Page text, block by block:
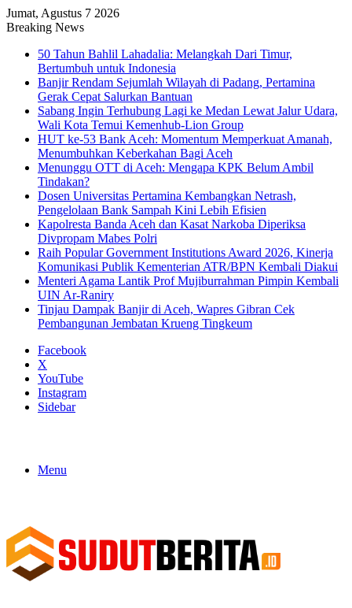
Jumat, Agustus 7 2026
Breaking News
50 Tahun Bahlil Lahadalia: Melangkah Dari Timur,
Bertumbuh untuk Indonesia
Banjir Rendam Sejumlah Wilayah di Padang, Pertamina
Gerak Cepat Salurkan Bantuan
Sabang Ingin Terhubung Lagi ke Medan Lewat Jalur Udara,
Wali Kota Temui Kemenhub-Lion Group
HUT ke-53 Bank Aceh: Momentum Memperkuat Amanah,
Menumbuhkan Keberkahan Bagi Aceh
Menunggu OTT di Aceh: Mengapa KPK Belum Ambil
Tindakan?
Dosen Universitas Pertamina Kembangkan Netrash,
Pengelolaan Bank Sampah Kini Lebih Efisien
Kapolresta Banda Aceh dan Kasat Narkoba Diperiksa
Divpropam Mabes Polri
Raih Popular Government Institutions Award 2026, Kinerja
Komunikasi Publik Kementerian ATR/BPN Kembali Diakui
Menteri Agama Lantik Prof Mujiburrahman Pimpin Kembali
UIN Ar-Raniry
Tinjau Dampak Banjir di Aceh, Wapres Gibran Cek
Pembangunan Jembatan Krueng Tingkeum
Facebook
X
YouTube
Instagram
Sidebar
Menu